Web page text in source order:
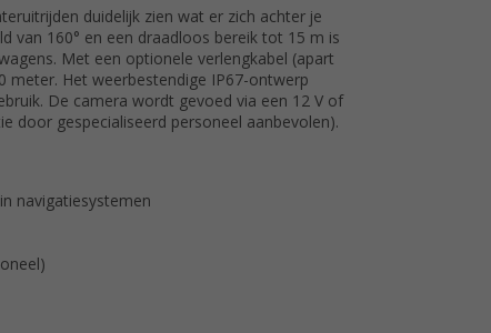
duidelijk zien wat er zich achter je
van 160° en een draadloos bereik tot 15 m is
Met een optionele verlengkabel (apart
meter. Het weerbestendige IP67-ontwerp
De camera wordt gevoed via een 12 V of
door gespecialiseerd personeel aanbevolen).
navigatiesystemen